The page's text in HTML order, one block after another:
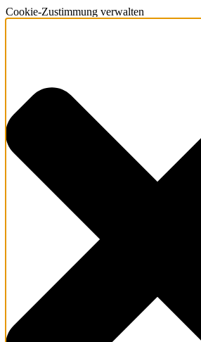
Cookie-Zustimmung verwalten